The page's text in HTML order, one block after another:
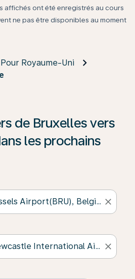
affichés ont été enregistrés au cours
ne pas être disponibles au moment
Pour Royaume-Uni
de Bruxelles vers
les prochains
close
close